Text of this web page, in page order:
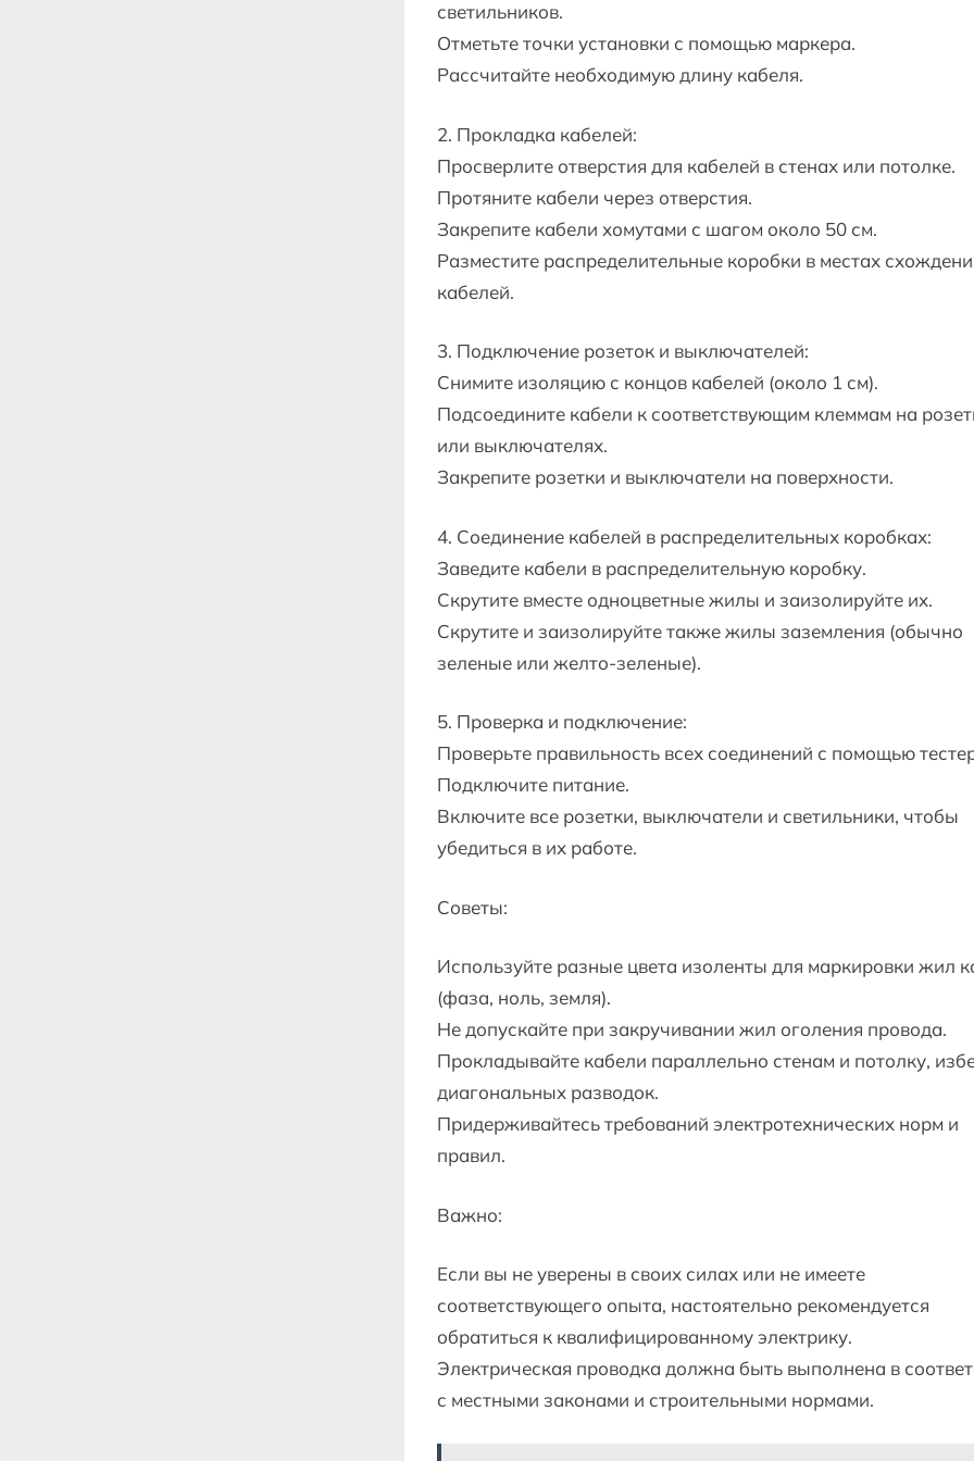
светильников.
Отметьте точки установки с помощью маркера.
Рассчитайте необходимую длину кабеля.
2. Прокладка кабелей:
Просверлите отверстия для кабелей в стенах или потолке.
Протяните кабели через отверстия.
Закрепите кабели хомутами с шагом около 50 см.
Разместите распределительные коробки в местах
кабелей.
3. Подключение розеток и выключателей:
Снимите изоляцию с концов кабелей (около 1 см).
Подсоедините кабели к соответствующим клеммам на
или выключателях.
Закрепите розетки и выключатели на поверхности.
4. Соединение кабелей в распределительных коробках:
Заведите кабели в распределительную коробку.
Скрутите вместе одноцветные жилы и заизолируйте их.
Скрутите и заизолируйте также жилы заземления (обычно
зеленые или желто-зеленые).
5. Проверка и подключение:
Проверьте правильность всех соединений с помощью
Подключите питание.
Включите все розетки, выключатели и светильники, чтобы
убедиться в их работе.
Советы:
Используйте разные цвета изоленты для маркировки жил
(фаза, ноль, земля).
Не допускайте при закручивании жил оголения провода.
Прокладывайте кабели параллельно стенам и потолку,
диагональных разводок.
Придерживайтесь требований электротехнических норм и
правил.
Важно:
Если вы не уверены в своих силах или не имеете
соответствующего опыта, настоятельно рекомендуется
обратиться к квалифицированному электрику.
Электрическая проводка должна быть выполнена в
с местными законами и строительными нормами.